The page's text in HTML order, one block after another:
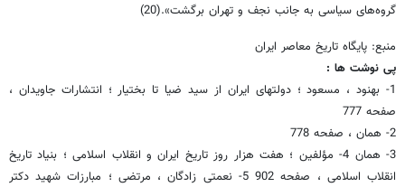
گروه‌های سیاسی به جانب نجف و تهران برگشت».(20)
منبع: پایگاه تاریخ معاصر ایران
پی نوشت ها :
1- بهنود ، مسعود ؛ دولتهای ایران از سید ضیا تا بختیار ؛ انتشارات جاویدان ،
صفحه 777
2- همان ، صفحه 778
3- همان 4- مؤلفین ؛ هفت هزار روز تاریخ ایران و انقلاب اسلامی ؛ بنیاد تاریخ
انقلاب اسلامی ، صفحه 902 5- نعمتی زادگان ، مرتضی ؛ مبارزات شهید دکتر